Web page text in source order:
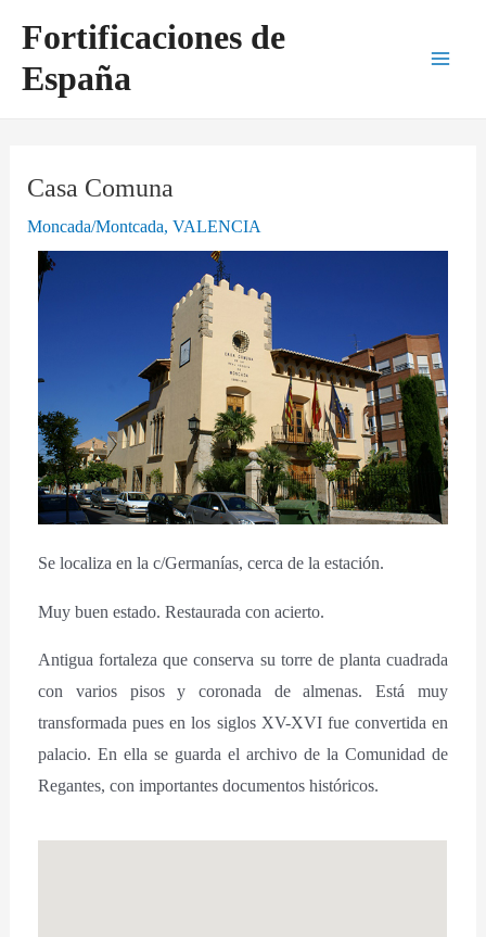
contenido
Fortificaciones de
España
Casa Comuna
Moncada/Montcada,VALENCIA
Se localiza en la c/Germanías, cerca de la estación.
Muy buen estado. Restaurada con acierto.
Antigua fortaleza que conserva su torre de planta cuadrada
con varios pisos y coronada de almenas. Está muy
transformada pues en los siglos XV-XVI fue convertida en
palacio. En ella se guarda el archivo de la Comunidad de
Regantes, con importantes documentos históricos.
de
entradas